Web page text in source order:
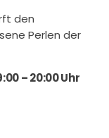
den
Perlen der
– 20:00 Uhr